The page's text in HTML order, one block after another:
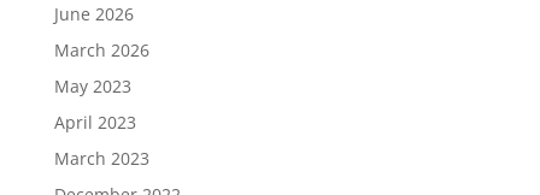
June 2026
March 2026
May 2023
April 2023
March 2023